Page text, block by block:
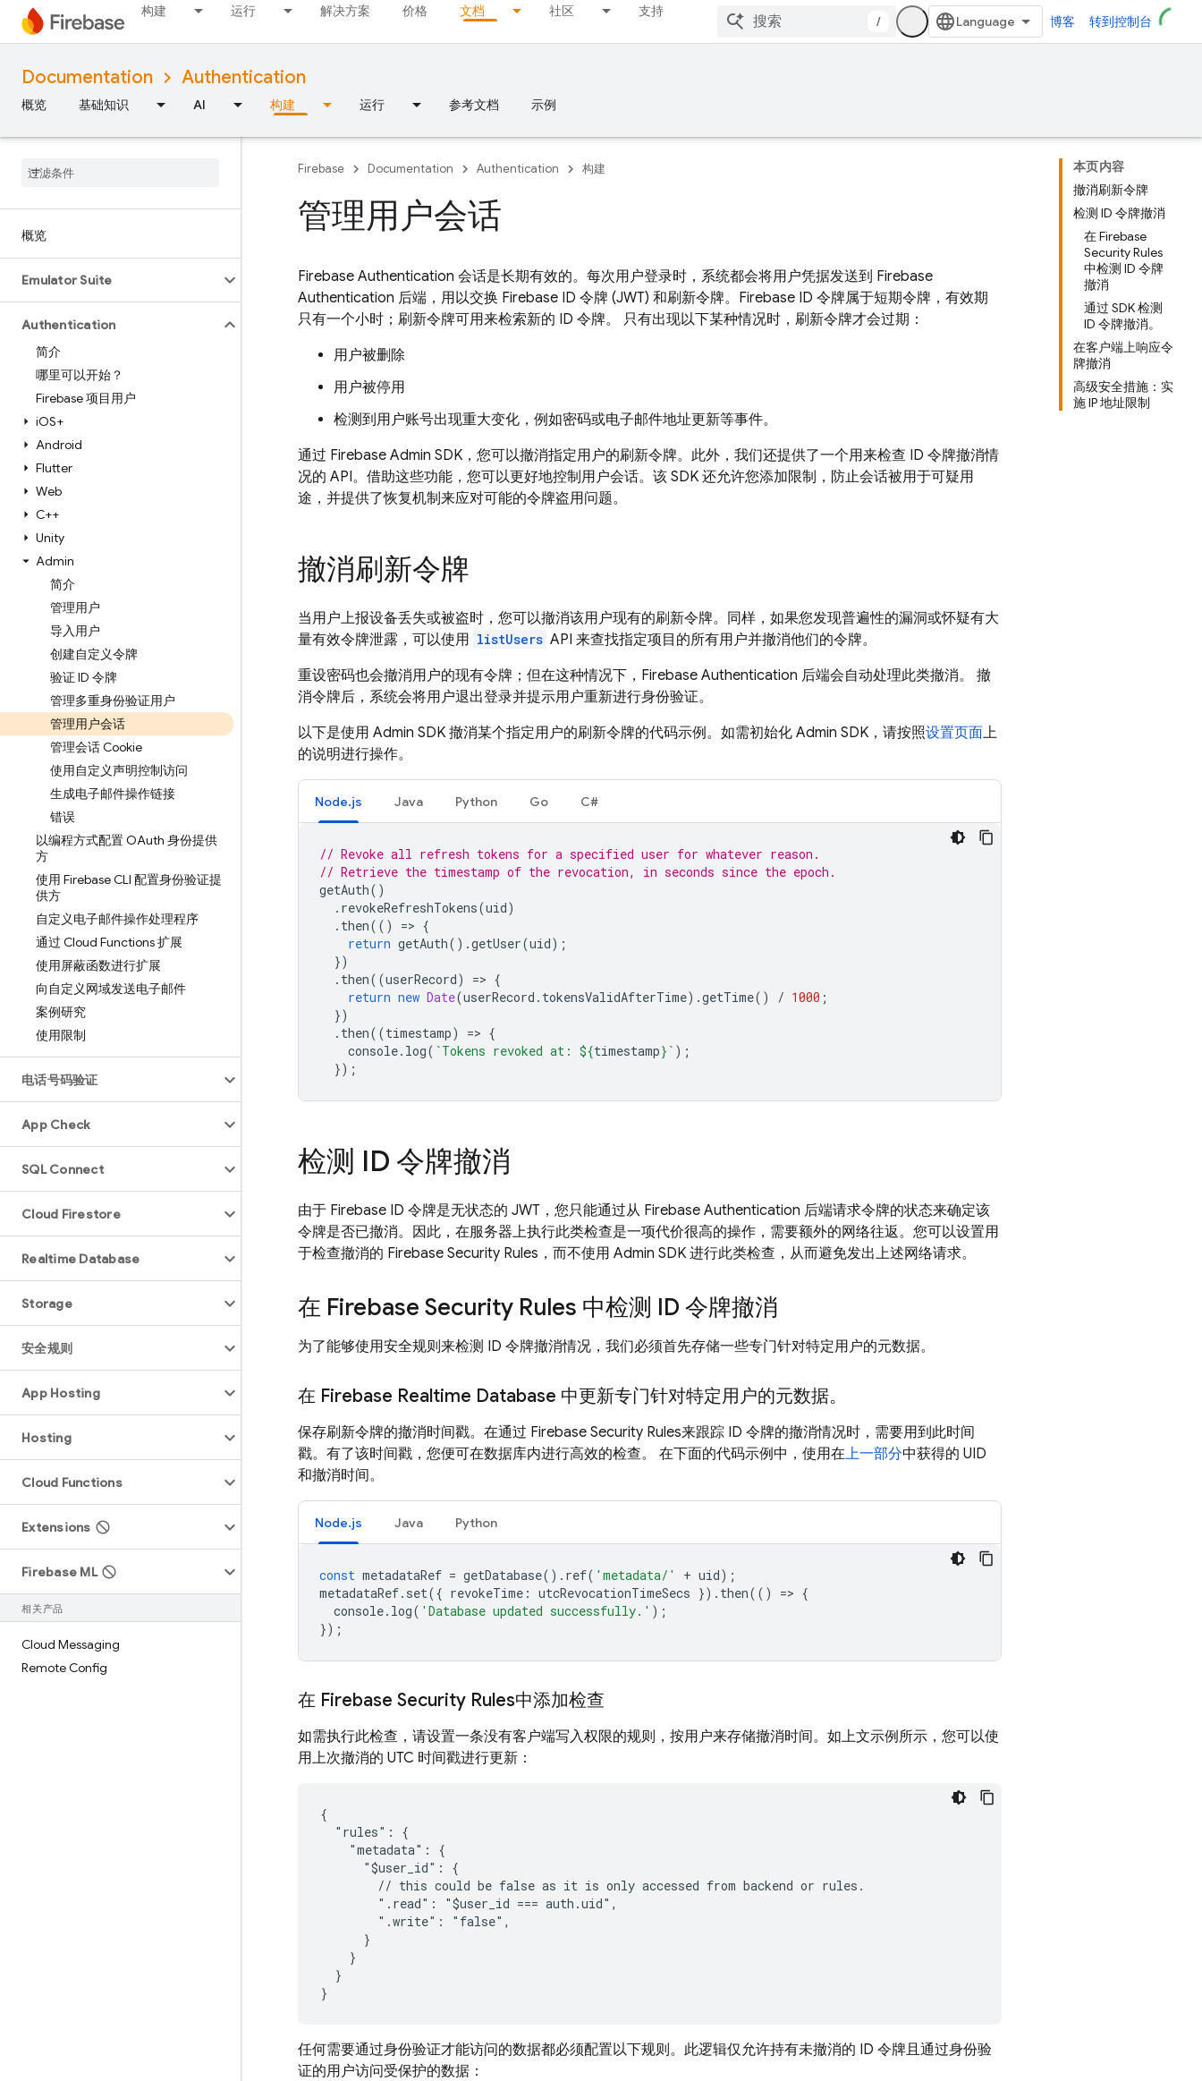
构建 运行 解决方案 价格 文档 社区 支持
/ 博客 转到控制台
Documentation Authentication
概览 基础知识 AI 构建 运行 参考文档 示例
概览
Emulator Suite
Authentication
简介
哪里可以开始？
Firebase 项目用户
iOS+
Android
Flutter
Web
C++
Unity
Admin
简介
管理用户
导入用户
创建自定义令牌
验证 ID 令牌
管理多重身份验证用户
管理用户会话
管理会话 Cookie
使用自定义声明控制访问
生成电子邮件操作链接
错误
以编程方式配置 OAuth 身份提供
方
使用 Firebase CLI 配置身份验证提
供方
自定义电子邮件操作处理程序
通过 Cloud Functions 扩展
使用屏蔽函数进行扩展
向自定义网域发送电子邮件
案例研究
使用限制
电话号码验证
App Check
SQL Connect
Cloud Firestore
Realtime Database
Storage
安全规则
App Hosting
Hosting
Cloud Functions
Extensions
Firebase ML
相关产品
Cloud Messaging
Remote Config
本页内容
撤消刷新令牌
检测 ID 令牌撤消
在 Firebase
Security Rules
中检测 ID 令牌
撤消
通过 SDK 检测
ID 令牌撤消。
在客户端上响应令
牌撤消
高级安全措施：实
施 IP 地址限制
Firebase Documentation Authentication 构建
管理用户会话
Firebase Authentication 会话是长期有效的。每次用户登录时，系统都会将用户凭据发送到 Firebase
Authentication 后端，用以交换 Firebase ID 令牌 (JWT) 和刷新令牌。Firebase ID 令牌属于短期令牌，有效期
只有一个小时；刷新令牌可用来检索新的 ID 令牌。 只有出现以下某种情况时，刷新令牌才会过期：
用户被删除
用户被停用
检测到用户账号出现重大变化，例如密码或电子邮件地址更新等事件。
通过 Firebase Admin SDK，您可以撤消指定用户的刷新令牌。此外，我们还提供了一个用来检查 ID 令牌撤消情
况的 API。借助这些功能，您可以更好地控制用户会话。该 SDK 还允许您添加限制，防止会话被用于可疑用
途，并提供了恢复机制来应对可能的令牌盗用问题。
撤消刷新令牌
当用户上报设备丢失或被盗时，您可以撤消该用户现有的刷新令牌。同样，如果您发现普遍性的漏洞或怀疑有大
量有效令牌泄露，可以使用 listUsers API 来查找指定项目的所有用户并撤消他们的令牌。
重设密码也会撤消用户的现有令牌；但在这种情况下， Firebase Authentication 后端会自动处理此类撤消。 撤
消令牌后，系统会将用户退出登录并提示用户重新进行身份验证。
以下是使用 Admin SDK 撤消某个指定用户的刷新令牌的代码示例。如需初始化 Admin SDK，请按照设置页面上
的说明进行操作。
Node.js Java Python Go C#
// Revoke all refresh tokens for a specified user for whatever reason.
// Retrieve the timestamp of the revocation, in seconds since the epoch.
getAuth()
. revokeRefreshTokens(uid)
. then(() => {
return getAuth().getUser(uid);
})
. then((userRecord) => {
return new Date(userRecord . tokensValidAfterTime).getTime() / 1000 ;
})
. then((timestamp) => {
console. log( `Tokens revoked at: ${timestamp} ` );
});
检测 ID 令牌撤消
由于 Firebase ID 令牌是无状态的 JWT，您只能通过从 Firebase Authentication 后端请求令牌的状态来确定该
令牌是否已撤消。因此，在服务器上执行此类检查是一项代价很高的操作，需要额外的网络往返。您可以设置用
于检查撤消的 Firebase Security Rules ，而不使用 Admin SDK 进行此类检查，从而避免发出上述网络请求。
在 Firebase Security Rules 中检测 ID 令牌撤消
为了能够使用安全规则来检测 ID 令牌撤消情况，我们必须首先存储一些专门针对特定用户的元数据。
在 Firebase Realtime Database 中更新专门针对特定用户的元数据。
保存刷新令牌的撤消时间戳。在通过 Firebase Security Rules来跟踪 ID 令牌的撤消情况时，需要用到此时间
戳。有了该时间戳，您便可在数据库内进行高效的检查。 在下面的代码示例中，使用在上一部分中获得的 UID
和撤消时间。
Node.js Java Python
const metadataRef = getDatabase(). ref( 'metadata/' + uid);
metadataRef. set({ revokeTime : utcRevocationTimeSecs }). then(() => {
console. log( 'Database updated successfully.' );
});
在 Firebase Security Rules中添加检查
如需执行此检查，请设置一条没有客户端写入权限的规则，按用户来存储撤消时间。如上文示例所示，您可以使
用上次撤消的 UTC 时间戳进行更新：
{
  "rules": {
    "metadata": {
      "$user_id": {
        // this could be false as it is only accessed from backend or rules.
        ".read": "$user_id === auth.uid",
        ".write": "false",
      }
    }
  }
任何需要通过身份验证才能访问的数据都必须配置以下规则。此逻辑仅允许持有未撤消的 ID 令牌且通过身份验
证的用户访问受保护的数据：